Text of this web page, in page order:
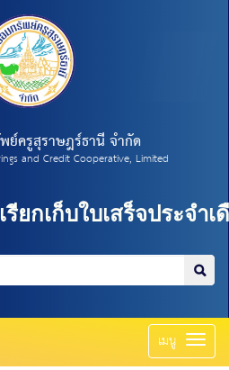
ครูสุราษฎร์ธานี จำกัด
and Credit Cooperative, Limited
กเก็บใบเสร็จประจำเดือ
เมนู Toggle